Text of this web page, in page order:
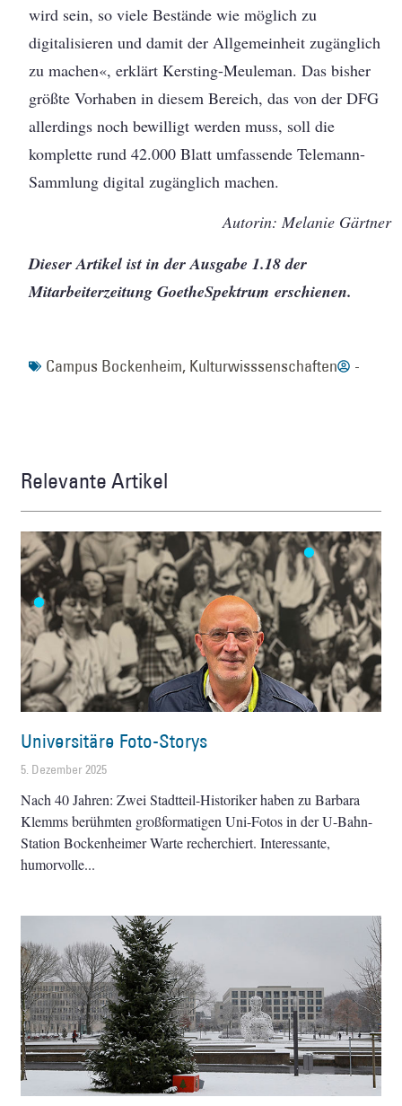
wird sein, so viele Bestände wie möglich zu
digitalisieren und damit der Allgemeinheit zugänglich
zu machen«, erklärt Kersting-Meuleman. Das bisher
größte Vorhaben in diesem Bereich, das von der DFG
allerdings noch bewilligt werden muss, soll die
komplette rund 42.000 Blatt umfassende Telemann-
Sammlung digital zugänglich machen.
Autorin: Melanie Gärtner
Dieser Artikel ist in der Ausgabe 1.18 der
Mitarbeiterzeitung GoetheSpektrumerschienen.
Campus Bockenheim, Kulturwisssenschaften -
Relevante Artikel
Universitäre Foto-Storys
5. Dezember 2025
Nach 40 Jahren: Zwei Stadtteil-Historiker haben zu Barbara
Klemms berühmten großformatigen Uni-Fotos in der U-Bahn-
Station Bockenheimer Warte recherchiert. Interessante,
humorvolle